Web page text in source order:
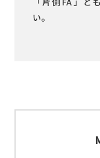
い。